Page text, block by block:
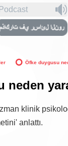
Podcast
Öfke duygusu
neden
klinik
anlattı.